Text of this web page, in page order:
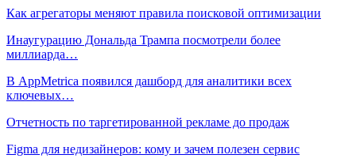
Как агрегаторы меняют правила поисковой оптимизации
Инаугурацию Дональда Трампа посмотрели более
миллиарда…
В AppMetrica появился дашборд для аналитики всех
ключевых…
Отчетность по таргетированной рекламе до продаж
Figma для недизайнеров: кому и зачем полезен сервис